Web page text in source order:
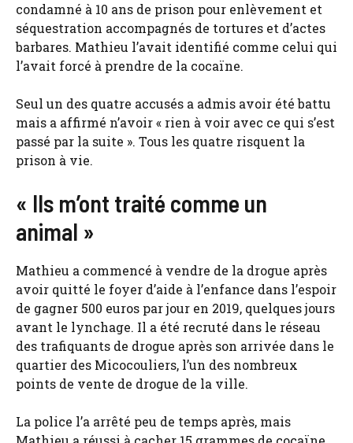
condamné à 10 ans de prison pour enlèvement et
séquestration accompagnés de tortures et d’actes
barbares. Mathieu l’avait identifié comme celui qui
l’avait forcé à prendre de la cocaïne.
Seul un des quatre accusés a admis avoir été battu
mais a affirmé n’avoir « rien à voir avec ce qui s’est
passé par la suite ». Tous les quatre risquent la
prison à vie.
« Ils m’ont traité comme un
animal »
Mathieu a commencé à vendre de la drogue après
avoir quitté le foyer d’aide à l’enfance dans l’espoir
de gagner 500 euros par jour en 2019, quelques jours
avant le lynchage. Il a été recruté dans le réseau
des trafiquants de drogue après son arrivée dans le
quartier des Micocouliers, l’un des nombreux
points de vente de drogue de la ville.
La police l’a arrêté peu de temps après, mais